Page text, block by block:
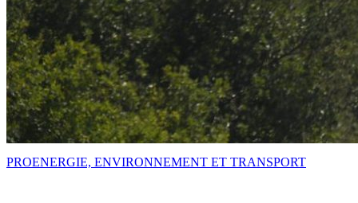
PROENERGIE, ENVIRONNEMENT ET TRANSPORT